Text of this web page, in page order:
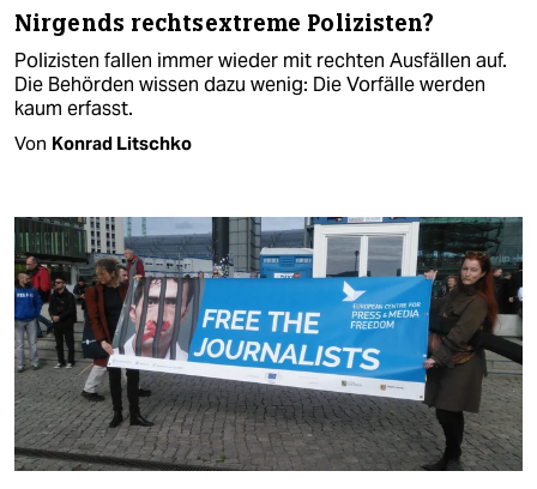
Nirgends rechtsextreme Polizisten?
Polizisten fallen immer wieder mit rechten Ausfällen auf.
Die Behörden wissen dazu wenig: Die Vorfälle werden
kaum erfasst.
Von Konrad Litschko